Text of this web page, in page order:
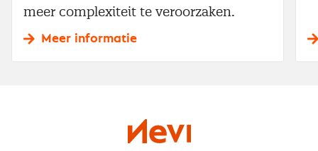
meer complexiteit te veroorzaken.
Meer informatie